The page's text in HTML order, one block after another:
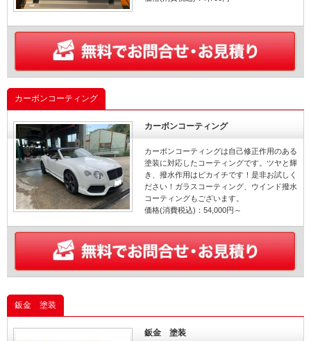
カーボンコーティング
カーボンコーティング
カーボンコーティングは自己修正作用のある
塗装に対応したコーティングです。ツヤと輝
き、撥水作用はピカイチです！是非お試しく
ださい！ガラスコーティング、ウインド撥水
コーティングもございます。
価格(消費税込)：54,000円～
鈑金 塗装
鈑金 塗装